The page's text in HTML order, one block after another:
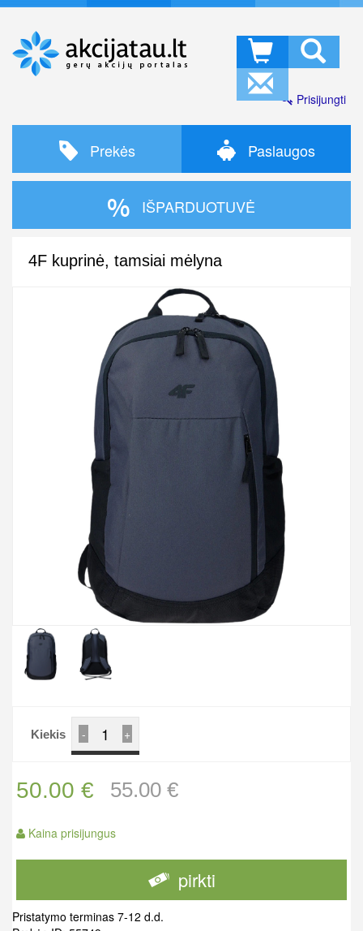
Prisijungti
Prekės Paslaugos
IŠPARDUOTUVĖ
4F kuprinė, tamsiai mėlyna
Kiekis - +
50.00 €
Kaina prisijungus
55.00 €
pirkti
Pristatymo terminas 7-12 d.d.